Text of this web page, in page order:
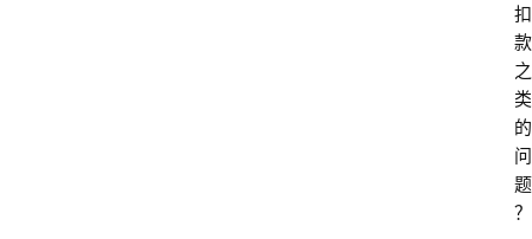
扣
款
之
类
的
问
题
？